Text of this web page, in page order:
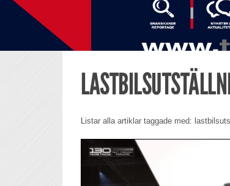
Listar alla artiklar taggade med: